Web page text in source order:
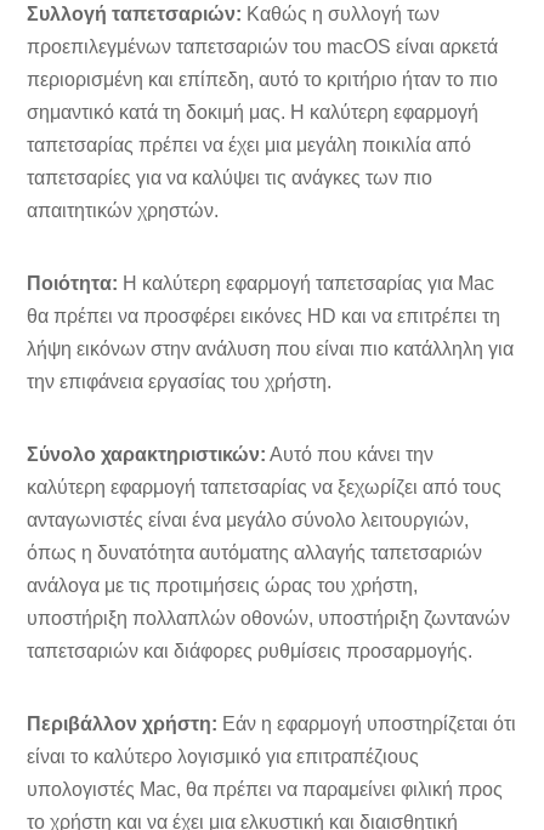
Συλλογή ταπετσαριών: Καθώς η συλλογή των
προεπιλεγμένων ταπετσαριών του macOS είναι αρκετά
περιορισμένη και επίπεδη, αυτό το κριτήριο ήταν το πιο
σημαντικό κατά τη δοκιμή μας. Η καλύτερη εφαρμογή
ταπετσαρίας πρέπει να έχει μια μεγάλη ποικιλία από
ταπετσαρίες για να καλύψει τις ανάγκες των πιο
απαιτητικών χρηστών.
Ποιότητα: Η καλύτερη εφαρμογή ταπετσαρίας για Mac
θα πρέπει να προσφέρει εικόνες HD και να επιτρέπει τη
λήψη εικόνων στην ανάλυση που είναι πιο κατάλληλη για
την επιφάνεια εργασίας του χρήστη.
Σύνολο χαρακτηριστικών: Αυτό που κάνει την
καλύτερη εφαρμογή ταπετσαρίας να ξεχωρίζει από τους
ανταγωνιστές είναι ένα μεγάλο σύνολο λειτουργιών,
όπως η δυνατότητα αυτόματης αλλαγής ταπετσαριών
ανάλογα με τις προτιμήσεις ώρας του χρήστη,
υποστήριξη πολλαπλών οθονών, υποστήριξη ζωντανών
ταπετσαριών και διάφορες ρυθμίσεις προσαρμογής.
Περιβάλλον χρήστη: Εάν η εφαρμογή υποστηρίζεται ότι
είναι το καλύτερο λογισμικό για επιτραπέζιους
υπολογιστές Mac, θα πρέπει να παραμείνει φιλική προς
το χρήστη και να έχει μια ελκυστική και διαισθητική